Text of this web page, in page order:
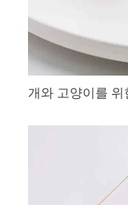
개와 고양이를